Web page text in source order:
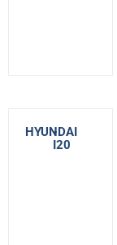
HYUNDAI
-
I20